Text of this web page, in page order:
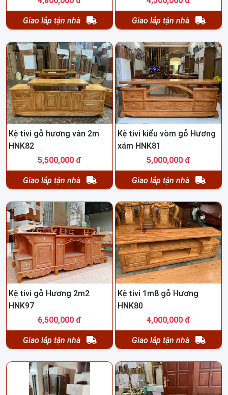
Giao lắp tận nhà Giao lắp tận nhà
Kệ tivi gỗ hương vân 2m
HNK82
5,500,000 đ
Giao lắp tận nhà
Kệ tivi kiểu vòm gỗ Hương
xám HNK81
5,000,000 đ
Giao lắp tận nhà
Kệ tivi gỗ Hương 2m2
HNK97
6,500,000 đ
Giao lắp tận nhà
Kệ tivi 1m8 gỗ Hương
HNK80
4,000,000 đ
Giao lắp tận nhà